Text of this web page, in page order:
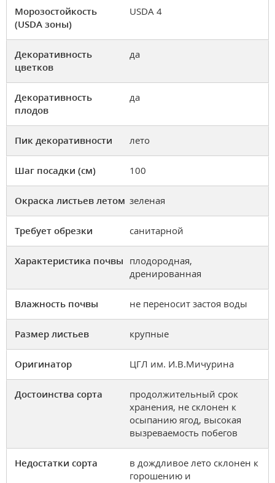
Морозостойкость
(USDA зоны)
USDA 4
Декоративность
цветков
да
Декоративность
плодов
да
Пик декоративности лето
Шаг посадки (см) 100
Окраска листьев летом зеленая
Требует обрезки санитарной
Характеристика почвы плодородная,
дренированная
Влажность почвы не переносит застоя воды
Размер листьев крупные
Оригинатор ЦГЛ им. И.В.Мичурина
Достоинства сорта
продолжительный срок
хранения, не склонен к
осыпанию ягод, высокая
вызреваемость побегов
Недостатки сорта
в дождливое лето склонен к
горошению и